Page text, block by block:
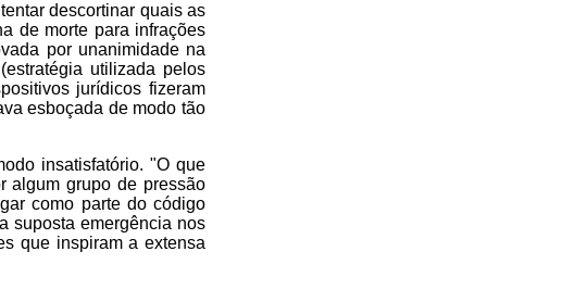
descortinar quais as
de morte para infrações
por unanimidade na
utilizada pelos
jurídicos fizeram
esboçada de modo tão
insatisfatório. "O que
algum grupo de pressão
como parte do código
suposta emergência nos
que inspiram a extensa